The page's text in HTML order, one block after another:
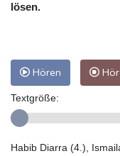
lösen.
Hören
Textgröße:
Habib Diarra (4.),